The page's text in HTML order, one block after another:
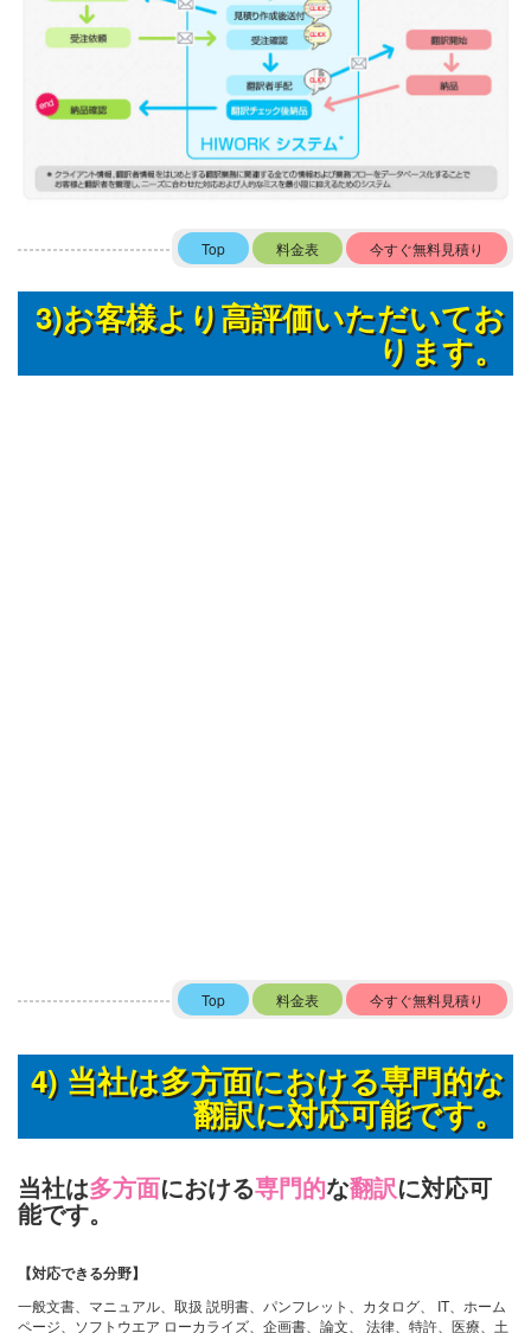
Top 料金表 今すぐ無料見積り
3)お客様より高評価いただいてお
ります。
Top 料金表 今すぐ無料見積り
4) 当社は多方面における専門的な
翻訳に対応可能です。
当社は多方面における専門的な翻訳に対応可
能です。
【対応できる分野】
一般文書、マニュアル、取扱 説明書、パンフレット、カタログ、 IT、ホーム
ページ、ソフトウエア ローカライズ、企画書、論文、 法律、特許、医療、土